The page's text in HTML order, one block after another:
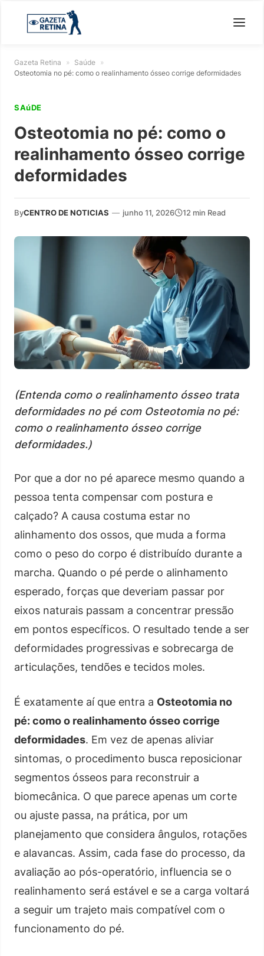
Gazeta Retina » Saúde »
Osteotomia no pé: como o realinhamento ósseo corrige deformidades
SAúDE
Osteotomia no pé: como o
realinhamento ósseo corrige
deformidades
ByCENTRO DE NOTICIAS — junho 11, 2026 12 min Read
(Entenda como o realinhamento ósseo trata
deformidades no pé com Osteotomia no pé:
como o realinhamento ósseo corrige
deformidades.)
Por que a dor no pé aparece mesmo quando a
pessoa tenta compensar com postura e
calçado? A causa costuma estar no
alinhamento dos ossos, que muda a forma
como o peso do corpo é distribuído durante a
marcha. Quando o pé perde o alinhamento
esperado, forças que deveriam passar por
eixos naturais passam a concentrar pressão
em pontos específicos. O resultado tende a ser
deformidades progressivas e sobrecarga de
articulações, tendões e tecidos moles.
É exatamente aí que entra a Osteotomia no
pé: como o realinhamento ósseo corrige
deformidades. Em vez de apenas aliviar
sintomas, o procedimento busca reposicionar
segmentos ósseos para reconstruir a
biomecânica. O que parece apenas um corte
ou ajuste passa, na prática, por um
planejamento que considera ângulos, rotações
e alavancas. Assim, cada fase do processo, da
avaliação ao pós-operatório, influencia se o
realinhamento será estável e se a carga voltará
a seguir um trajeto mais compatível com o
funcionamento do pé.